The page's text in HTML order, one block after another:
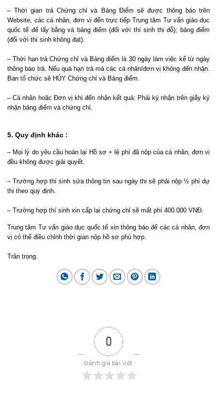
– Thời gian trả Chứng chỉ và Bảng Điểm sẽ được thông báo trên
Website, các cá nhân, đơn vị đến trực tiếp Trung tâm Tư vấn giáo dục
quốc tế để lấy bằng và bảng điểm (đối với thí sinh thi đỗ); bảng điểm
(đối với thí sinh không đạt).
– Thời hạn trả Chứng chỉ và Bảng điểm là 30 ngày làm việc kể từ ngày
thông báo trả. Nếu quá hạn trả mà các cá nhân/đơn vị không đến nhận.
Ban tổ chức sẽ HỦY Chứng chỉ và Bảng điểm.
– Cá nhân hoặc Đơn vị khi đến nhận kết quả: Phải ký nhận trên giấy ký
nhận bảng điểm và chứng chỉ.
5. Quy định khác :
– Mọi lý do yêu cầu hoàn lại Hồ sơ + lệ phí đã nộp của cá nhân, đơn vị
đều không được giải quyết.
– Trường hợp thí sinh sửa thông tin sau ngày thi sẽ phải nộp ½ phí dự
thi theo quy định.
– Trường hợp thí sinh xin cấp lại chứng chỉ sẽ mất phí 400.000 VNĐ.
Trung tâm Tư vấn giáo dục quốc tế xin thông báo để các cá nhân, đơn
vị có thể điều chỉnh thời gian nộp hồ sơ phù hợp.
Trân trọng.
0
Đánh giá bài viết